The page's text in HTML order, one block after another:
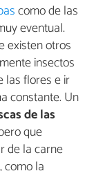
como de las
eventual.
existen otros
insectos
las flores e ir
constante. Un
de las
que
de la carne